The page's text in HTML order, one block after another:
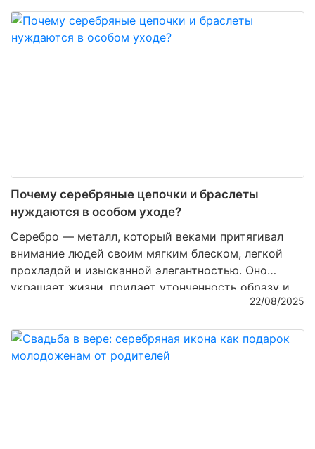
покрывается налетом и теряет былую роскошь. И
здесь на помощь приходит заботливая чистка,
Почему серебряные цепочки и браслеты
нуждаются в особом уходе?
Серебро — металл, который веками притягивал
внимание людей своим мягким блеском, легкой
прохладой и изысканной элегантностью. Оно
украшает жизни, придает утонченность образу и
несет в себе особую энергетику, словно капля
изделия. Однако серебряные изделия требуют
заботы и внимания, чтобы их сияние не тускнело, а
22/08/2025